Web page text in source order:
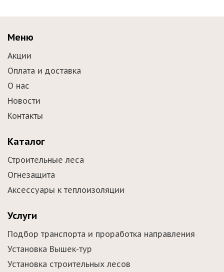
Меню
Акции
Оплата и доставка
О нас
Новости
Контакты
Каталог
Строительные леса
Огнезащита
Аксессуары к теплоизоляции
Услуги
Подбор транспорта и проработка направления
Установка Вышек-тур
Установка строительных лесов